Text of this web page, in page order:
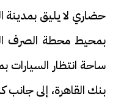
حضاري لا يليق بمدينة
بمحيط محطة الصرف
ساحة انتظار
بنك القاهرة، إلى